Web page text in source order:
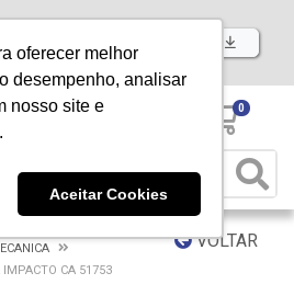
oferecer melhor
desempenho, analisar
nosso site e
Aceitar Cookies
Baixe já nosso APP
0
VOLTAR
CA 51753